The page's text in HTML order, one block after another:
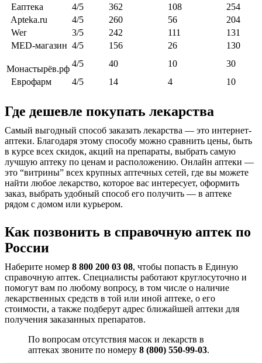
Еаптека
4/5 362 108
254
Apteka.ru
4/5 260 56
204
Wer
3/5 242 111
131
MED-магазин 4/5 156 26 130
Монастырёв.рф
4/5 40 10
30
Еврофарм
4/5 14 4 10
Где дешевле покупать лекарства
Самый выгодный способ заказать лекарства — это интернет-
аптеки. Благодаря этому способу можно сравнить цены, быть
в курсе всех скидок, акций на препараты, выбрать самую
лучшую аптеку по ценам и расположению. Онлайн аптеки —
это “витрины” всех крупных аптечных сетей, где вы можете
найти любое лекарство, которое вас интересует, оформить
заказ, выбрать удобный способ его получить — в аптеке
рядом с домом или курьером.
Как позвонить в справочную аптек по
России
Наберите номер 8 800 200 03 08, чтобы попасть в Единую
справочную аптек. Специалисты работают круглосуточно и
помогут вам по любому вопросу, в том числе о наличие
лекарственных средств в той или иной аптеке, о его
стоимости, а также подберут адрес ближайшей аптеки для
получения заказанных препаратов.
По вопросам отсутствия масок и лекарств в
аптеках звоните по номеру 8 (800) 550-99-03.